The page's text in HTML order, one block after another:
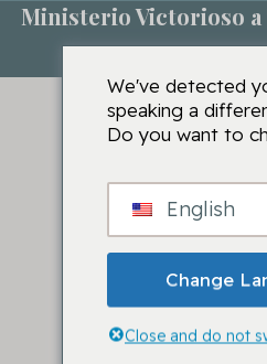
Ministerio Victorioso
We've detected
speaking a
Do you want to
English
Change
Close and do not